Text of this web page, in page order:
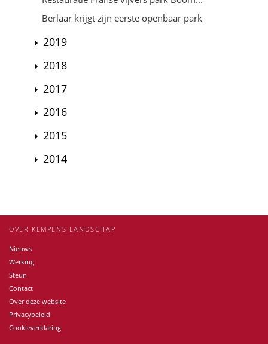
Berlaar krijgt zijn eerste openbaar park
2019
2018
2017
2016
2015
2014
OVER KEMPENS LANDSCHAP
Nieuws
Werking
Steun
Contact
Over deze website
Privacybeleid
Cookieverklaring